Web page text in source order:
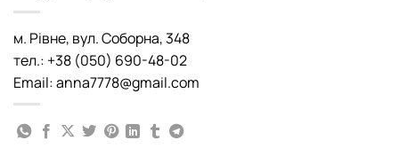
м. Рівне, вул. Соборна, 348
тел.: +38 (050) 690-48-02
Email: anna7778@gmail.com